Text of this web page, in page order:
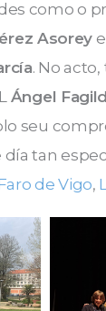
como o
Asorey
. No
Ángel
seu
tan
de Vigo,